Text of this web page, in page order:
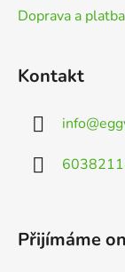
Doprava a platba
Kontakt
info@
Přijímáme